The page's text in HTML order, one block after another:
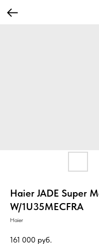
Haier JADE Super
W/1U35MECFRA
Haier
161 000 руб.